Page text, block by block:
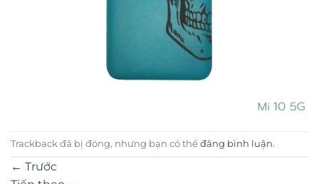
Trackback đã bị đóng, nhưng bạn có thể đăng bình luận.
← Trước